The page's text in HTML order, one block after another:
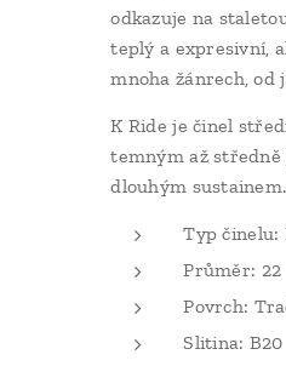
odkazuje na
teplý a expresivní,
mnoha žánrech, od
K Ride je činel
temným až
dlouhým sustainem.
Typ činelu:
Průměr: 22
Povrch:
Slitina: B20